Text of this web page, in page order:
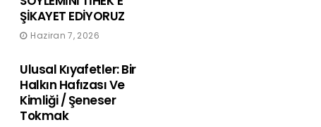
ŞİKAYET EDİYORUZ
Haziran 7, 2026
Ulusal Kıyafetler: Bir
Halkın Hafızası Ve
Kimliği / Şeneser
Tokmak